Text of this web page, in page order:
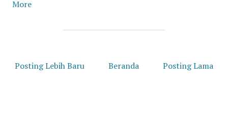
More
Posting Lebih Baru Posting Lama
Beranda